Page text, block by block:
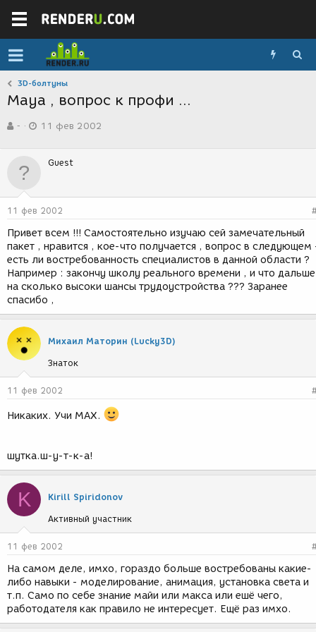
3D-болтуны
Maya , вопрос к профи ...
в
р
м
-
а
д
н
и
я
11 фев 2002
Guest
11 фев 2002
Привет всем !!! Самостоятельно изучаю сей замечательный
пакет , нравится , кое-что получается , вопрос в следующем
есть ли востребованность специалистов в данной области ?
Например : закончу школу реального времени , и что
на сколько высоки шансы трудоустройства ??? Заранее
спасибо ,
Михаил Маторин (Lucky3D)
Знаток
11 фев 2002
Никаких. Учи МАХ.
шутка.ш-у-т-к-а!
K Kirill Spiridonov
Активный участник
11 фев 2002
На самом деле, имхо, гораздо больше востребованы какие-
либо навыки - моделирование, анимация, установка света и
т.п. Само по себе знание майи или макса или ешё чего,
работодателя как правило не интересует. Ещё раз имхо.